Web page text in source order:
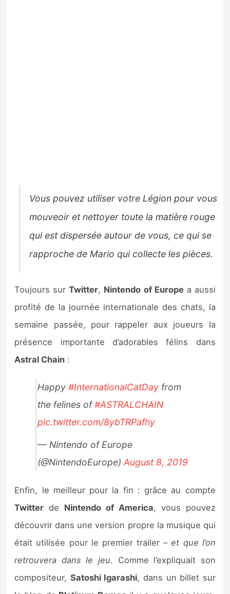
Vous pouvez utiliser votre Légion pour vous
mouveoir et nettoyer toute la matière rouge
qui est dispersée autour de vous, ce qui se
rapproche de Mario qui collecte les pièces.
Toujours surTwitter, Nintendo of Europea aussi
profité de la journée internationale des chats, la
semaine passée, pour rappeler aux joueurs la
présence importante d’adorables félins dans
Astral Chain :
Happy#InternationalCatDay from
the felines of#ASTRALCHAIN
pic.twitter.com/8ybTRPafhy
— Nintendo of Europe
(@NintendoEurope)August 8, 2019
Enfin, le meilleur pour la fin : grâce au compte
Twitter de Nintendo of America, vous pouvez
découvrir dans une version propre la musique qui
était utilisée pour le premier trailer –et que l’on
retrouvera dans le jeu. Comme l’expliquait son
compositeur, Satoshi Igarashi, dans un billet sur